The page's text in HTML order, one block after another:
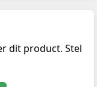
dit product. Stel